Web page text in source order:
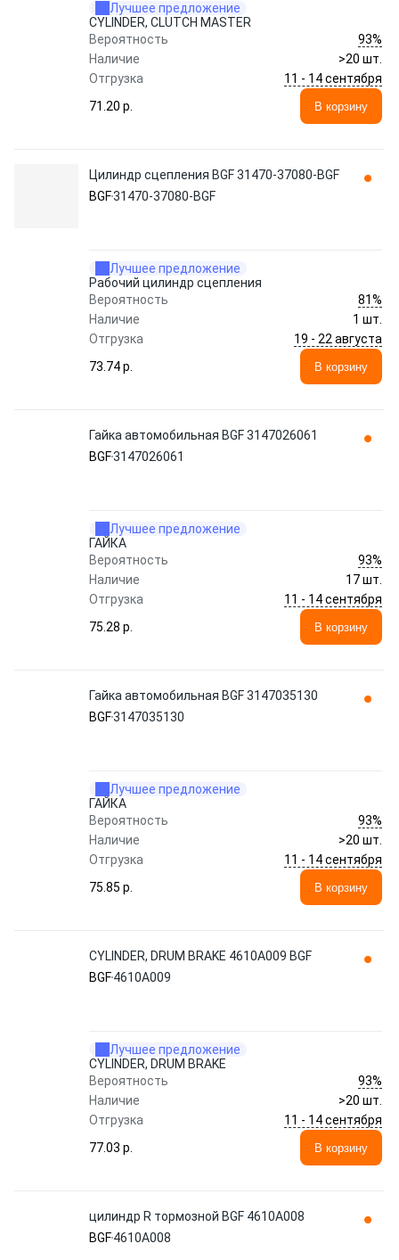
Лучшее предложение
CYLINDER, CLUTCH MASTER
Вероятность
93%
Наличие
>20 шт.
Отгрузка
11 - 14 сентября
71.20 p.
В корзину
Цилиндр сцепления BGF 31470-37080-BGF
BGF31470-37080-BGF
Лучшее предложение
Рабочий цилиндр сцепления
Вероятность
81%
Наличие
1 шт.
Отгрузка
19 - 22 августа
73.74 p.
В корзину
Гайка автомобильная BGF 3147026061
BGF3147026061
Лучшее предложение
ГАЙКА
Вероятность
93%
Наличие
17 шт.
Отгрузка
11 - 14 сентября
75.28 p.
В корзину
Гайка автомобильная BGF 3147035130
BGF3147035130
Лучшее предложение
ГАЙКА
Вероятность
93%
Наличие
>20 шт.
Отгрузка
11 - 14 сентября
75.85 p.
В корзину
CYLINDER, DRUM BRAKE 4610A009 BGF
BGF4610A009
Лучшее предложение
CYLINDER, DRUM BRAKE
Вероятность
93%
Наличие
>20 шт.
Отгрузка
11 - 14 сентября
77.03 p.
В корзину
цилиндр R тормозной BGF 4610A008
BGF4610A008